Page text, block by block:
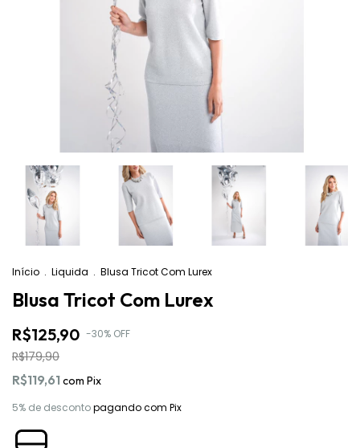
Início . Liquida . Blusa Tricot Com Lurex
Blusa Tricot Com Lurex
R$125,90 -30% OFF
R$179,90
R$119,61com Pix
5% de descontopagando com Pix